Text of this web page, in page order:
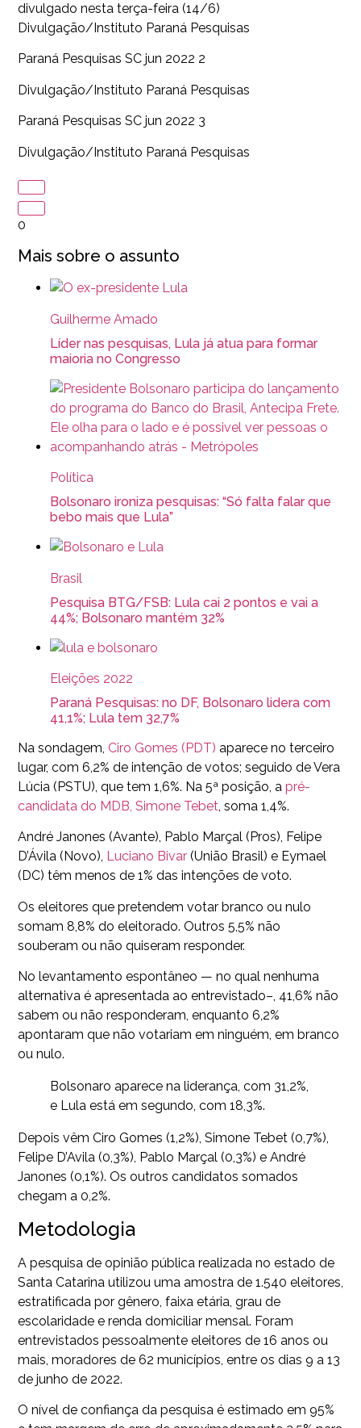
divulgado nesta terça-feira (14/6)
Divulgação/Instituto Paraná Pesquisas
Paraná Pesquisas SC jun 2022 2
Divulgação/Instituto Paraná Pesquisas
Paraná Pesquisas SC jun 2022 3
Divulgação/Instituto Paraná Pesquisas
0
Mais sobre o assunto
Guilherme Amado
Líder nas pesquisas, Lula já atua para formar
maioria no Congresso
Política
Bolsonaro ironiza pesquisas: “Só falta falar que
bebo mais que Lula”
Brasil
Pesquisa BTG/FSB: Lula cai 2 pontos e vai a
44%; Bolsonaro mantém 32%
Eleições 2022
Paraná Pesquisas: no DF, Bolsonaro lidera com
41,1%; Lula tem 32,7%
Na sondagem, Ciro Gomes (PDT) aparece no terceiro
lugar, com 6,2% de intenção de votos; seguido de Vera
Lúcia (PSTU), que tem 1,6%. Na 5ª posição, a pré-
candidata do MDB, Simone Tebet, soma 1,4%.
André Janones (Avante), Pablo Marçal (Pros), Felipe
D’Ávila (Novo), Luciano Bivar (União Brasil) e Eymael
(DC) têm menos de 1% das intenções de voto.
Os eleitores que pretendem votar branco ou nulo
somam 8,8% do eleitorado. Outros 5,5% não
souberam ou não quiseram responder.
No levantamento espontâneo — no qual nenhuma
alternativa é apresentada ao entrevistado–, 41,6% não
sabem ou não responderam, enquanto 6,2%
apontaram que não votariam em ninguém, em branco
ou nulo.
Bolsonaro aparece na liderança, com 31,2%,
e Lula está em segundo, com 18,3%.
Depois vêm Ciro Gomes (1,2%), Simone Tebet (0,7%),
Felipe D’Avila (0,3%), Pablo Marçal (0,3%) e André
Janones (0,1%). Os outros candidatos somados
chegam a 0,2%.
Metodologia
A pesquisa de opinião pública realizada no estado de
Santa Catarina utilizou uma amostra de 1.540 eleitores,
estratificada por gênero, faixa etária, grau de
escolaridade e renda domiciliar mensal. Foram
entrevistados pessoalmente eleitores de 16 anos ou
mais, moradores de 62 municípios, entre os dias 9 a 13
de junho de 2022.
O nível de confiança da pesquisa é estimado em 95%